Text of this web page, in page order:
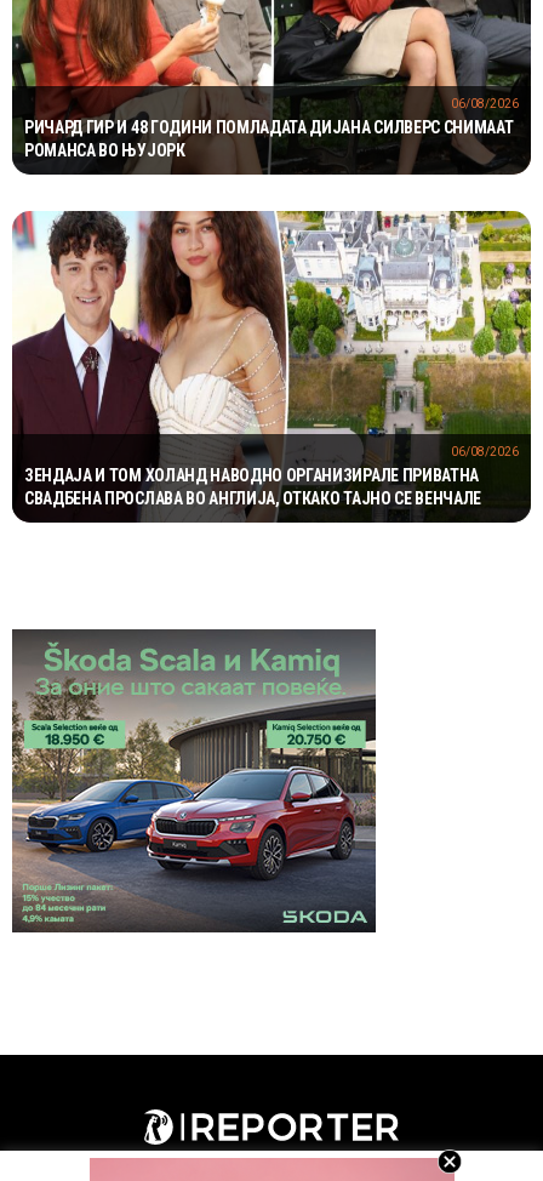
РИЧАРД ГИР И 48 ГОДИНИ ПОМЛАДАТА ДИЈАНА СИЛВЕРС СНИМААТ
РОМАНСА ВО ЊУЈОРК
06/08/2026
ЗЕНДАЈА И ТОМ ХОЛАНД НАВОДНО ОРГАНИЗИРАЛЕ ПРИВАТНА
СВАДБЕНА ПРОСЛАВА ВО АНГЛИЈА, ОТКАКО ТАЈНО СЕ ВЕНЧАЛЕ
06/08/2026